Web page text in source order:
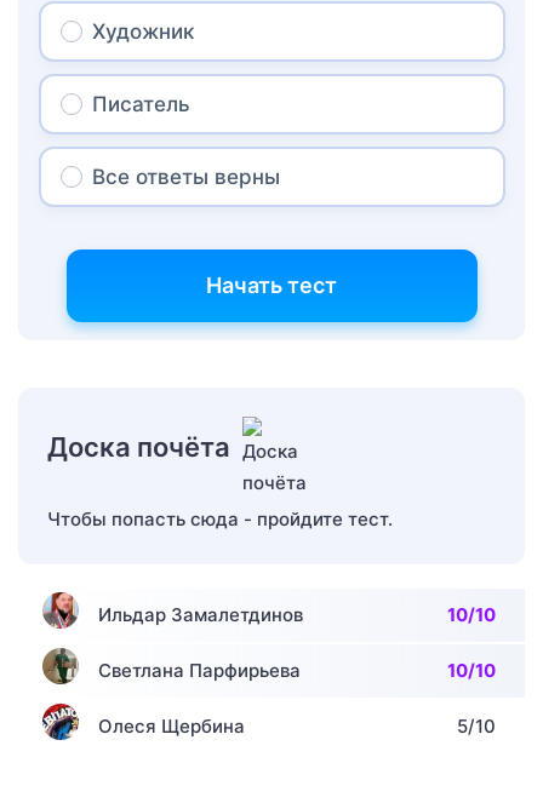
Художник
Писатель
Все ответы верны
Начать тест
Доска почёта
Чтобы попасть сюда - пройдите тест.
Ильдар Замалетдинов 10/10
Светлана Парфирьева 10/10
Олеся Щербина 5/10